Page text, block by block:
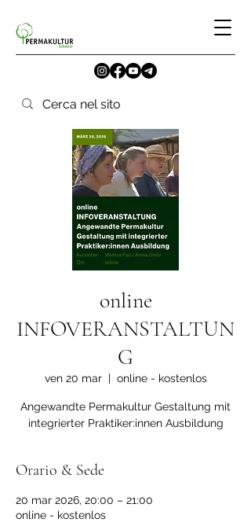
online
INFOVERANSTALTUN
G
ven 20 mar
  |
online - kostenlos
Angewandte Permakultur Gestaltung mit
integrierter Praktiker:innen Ausbildung
Orario & Sede
20 mar 2026, 20:00 – 21:00
online - kostenlos